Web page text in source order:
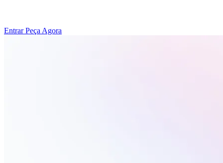
Entrar Peça Agora